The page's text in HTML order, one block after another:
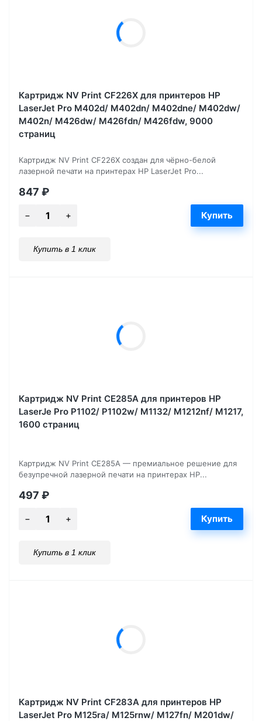
Картридж NV Print CF226X для принтеров HP
LaserJet Pro M402d/ M402dn/ M402dne/ M402dw/
M402n/ M426dw/ M426fdn/ M426fdw, 9000
страниц
Картридж NV Print CF226X создан для чёрно-белой
лазерной печати на принтерах HP LaserJet Pro...
847 ₽
Купить в 1 клик
Картридж NV Print CE285A для принтеров HP
LaserJe Pro P1102/ P1102w/ M1132/ M1212nf/ М1217,
1600 страниц
Картридж NV Print CE285A — премиальное решение для
безупречной лазерной печати на принтерах HP...
497 ₽
Купить в 1 клик
Картридж NV Print CF283A для принтеров HP
LaserJet Pro M125ra/ M125rnw/ M127fn/ M201dw/